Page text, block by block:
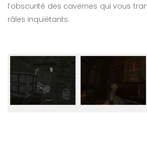
l’obscurité des cavernes qui vous
râles inquiétants.